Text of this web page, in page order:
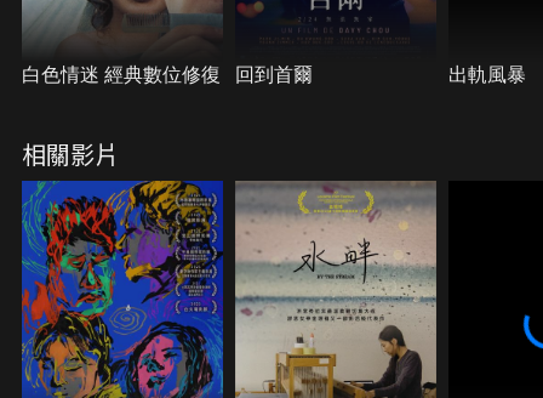
白色情迷 經典數位修復 回到首爾 出軌風暴
相關影片